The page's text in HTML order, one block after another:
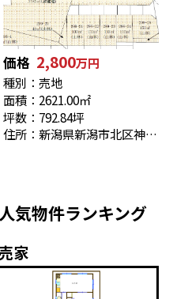
価格 2,800万円
種別：売地
面積：2621.00㎡
坪数：792.84坪
住所：新潟県新潟市北区神谷内301-13
人気物件ランキング
家